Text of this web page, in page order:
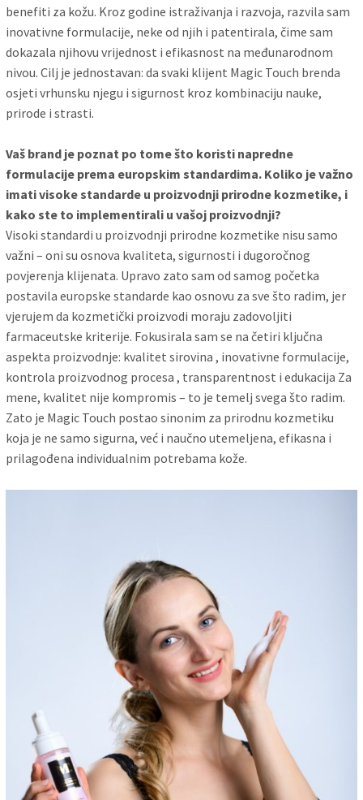
benefiti za kožu. Kroz godine istraživanja i razvoja, razvila sam
inovativne formulacije, neke od njih i patentirala, čime sam
dokazala njihovu vrijednost i efikasnost na međunarodnom
nivou. Cilj je jednostavan: da svaki klijent Magic Touch brenda
osjeti vrhunsku njegu i sigurnost kroz kombinaciju nauke,
prirode i strasti.
Vaš brand je poznat po tome što koristi napredne
formulacije prema europskim standardima. Koliko je važno
imati visoke standarde u proizvodnji prirodne kozmetike, i
kako ste to implementirali u vašoj proizvodnji?
Visoki standardi u proizvodnji prirodne kozmetike nisu samo
važni – oni su osnova kvaliteta, sigurnosti i dugoročnog
povjerenja klijenata. Upravo zato sam od samog početka
postavila europske standarde kao osnovu za sve što radim, jer
vjerujem da kozmetički proizvodi moraju zadovoljiti
farmaceutske kriterije. Fokusirala sam se na četiri ključna
aspekta proizvodnje: kvalitet sirovina , inovativne formulacije,
kontrola proizvodnog procesa , transparentnost i edukacija Za
mene, kvalitet nije kompromis – to je temelj svega što radim.
Zato je Magic Touch postao sinonim za prirodnu kozmetiku
koja je ne samo sigurna, već i naučno utemeljena, efikasna i
prilagođena individualnim potrebama kože.